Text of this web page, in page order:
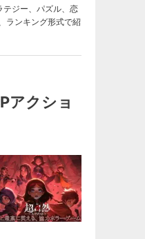
ジー、パズル、恋
ランキング形式で紹
アクショ